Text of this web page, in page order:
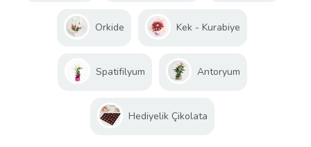
Orkide Kek - Kurabiye
Spatifilyum Antoryum
Hediyelik Çikolata